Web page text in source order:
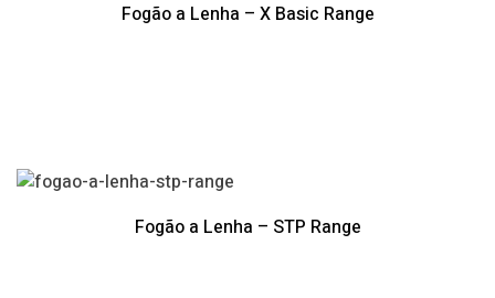
Fogão a Lenha – X Basic Range
Fogão a Lenha – STP Range